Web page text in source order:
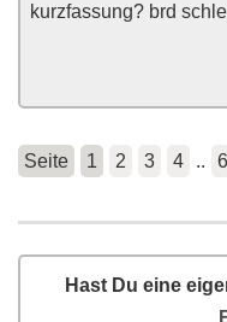
kurzfassung? brd
Seite 1 2 3 4 .. 6
Hast Du eine